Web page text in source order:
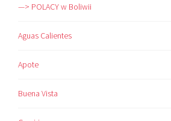
—> POLACY w Boliwii
Aguas Calientes
Apote
Buena Vista